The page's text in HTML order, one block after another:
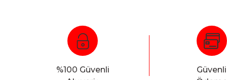
%100 Güvenli
Güvenli